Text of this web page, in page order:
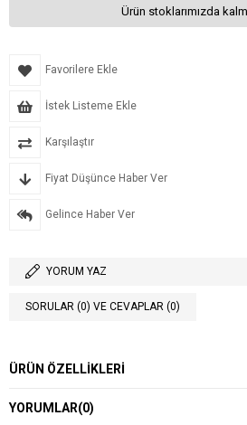
Ürün stoklarımızda
Favorilere Ekle
İstek Listeme Ekle
Karşılaştır
Fiyat Düşünce Haber Ver
Gelince Haber Ver
YORUM YAZ
SORULAR (0) VE CEVAPLAR (0)
ÜRÜN ÖZELLIKLERI
YORUMLAR(0)